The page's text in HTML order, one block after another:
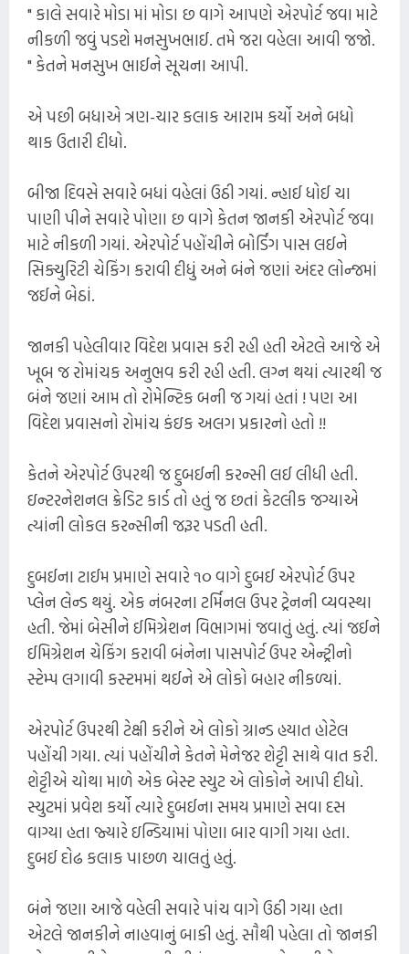
" કાલે સવારે મોડા માં મોડા છ વાગે આપણે એરપોર્ટ જવા માટે
નીકળી જવું પડશે મનસુખભાઈ. તમે જરા વહેલા આવી જજો.
" કેતને મનસુખ ભાઈને સૂચના આપી.
એ પછી બધાએ ત્રણ-ચાર કલાક આરામ કર્યો અને બધો
થાક ઉતારી દીધો.
બીજા દિવસે સવારે બધાં વહેલાં ઉઠી ગયાં. ન્હાઈ ધોઈ ચા
પાણી પીને સવારે પોણા છ વાગે કેતન જાનકી એરપોર્ટ જવા
માટે નીકળી ગયાં. એરપોર્ટ પહોંચીને બોર્ડિંગ પાસ લઈને
સિક્યુરિટી ચેકિંગ કરાવી દીધું અને બંને જણાં અંદર લોન્જમાં
જઈને બેઠાં.
જાનકી પહેલીવાર વિદેશ પ્રવાસ કરી રહી હતી એટલે આજે એ
ખૂબ જ રોમાંચક અનુભવ કરી રહી હતી. લગ્ન થયાં ત્યારથી જ
બંને જણાં આમ તો રોમેન્ટિક બની જ ગયાં હતાં ! પણ આ
વિદેશ પ્રવાસનો રોમાંચ કંઇક અલગ પ્રકારનો હતો !!
કેતને એરપોર્ટ ઉપરથી જ દુબઈની કરન્સી લઈ લીધી હતી.
ઇન્ટરનેશનલ ક્રેડિટ કાર્ડ તો હતું જ છતાં કેટલીક જગ્યાએ
ત્યાંની લોકલ કરન્સીની જરૂર પડતી હતી.
દુબઈના ટાઈમ પ્રમાણે સવારે ૧૦ વાગે દુબઈ એરપોર્ટ ઉપર
પ્લેન લેન્ડ થયું. એક નંબરના ટર્મિનલ ઉપર ટ્રેનની વ્યવસ્થા
હતી. જેમાં બેસીને ઈમિગ્રેશન વિભાગમાં જવાતું હતું. ત્યાં જઈને
ઈમિગ્રેશન ચેકિંગ કરાવી બંનેના પાસપોર્ટ ઉપર એન્ટ્રીનો
સ્ટેમ્પ લગાવી કસ્ટમમાં થઈને એ લોકો બહાર નીકળ્યાં.
એરપોર્ટ ઉપરથી ટેક્ષી કરીને એ લોકો ગ્રાન્ડ હયાત હોટેલ
પહોંચી ગયા. ત્યાં પહોંચીને કેતને મેનેજર શેટ્ટી સાથે વાત કરી.
શેટ્ટીએ ચોથા માળે એક બેસ્ટ સ્યુટ એ લોકોને આપી દીધો.
સ્યુટમાં પ્રવેશ કર્યો ત્યારે દુબઈના સમય પ્રમાણે સવા દસ
વાગ્યા હતા જ્યારે ઇન્ડિયામાં પોણા બાર વાગી ગયા હતા.
દુબઈ દોઢ કલાક પાછળ ચાલતું હતું.
બંને જણા આજે વહેલી સવારે પાંચ વાગે ઉઠી ગયા હતા
એટલે જાનકીને નાહવાનું બાકી હતું. સૌથી પહેલા તો જાનકી